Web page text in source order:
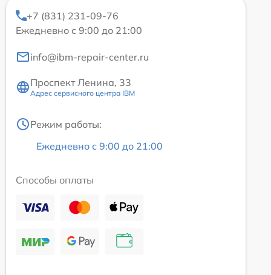
+7 (831) 231-09-76
Ежедневно с 9:00 до 21:00
info@ibm-repair-center.ru
Проспект Ленина, 33
Адрес сервисного центра IBM
Режим работы:
Ежедневно с 9:00 до 21:00
Способы оплаты